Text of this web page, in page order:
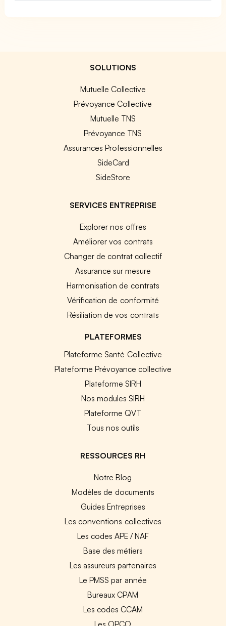
SOLUTIONS
Mutuelle Collective
Prévoyance Collective
Mutuelle TNS
Prévoyance TNS
Assurances Professionnelles
SideCard
SideStore
SERVICES ENTREPRISE
Explorer nos offres
Améliorer vos contrats
Changer de contrat collectif
Assurance sur mesure
Harmonisation de contrats
Vérification de conformité
Résiliation de vos contrats
PLATEFORMES
Plateforme Santé Collective
Plateforme Prévoyance collective
Plateforme SIRH
Nos modules SIRH
Plateforme QVT
Tous nos outils
RESSOURCES RH
Notre Blog
Modèles de documents
Guides Entreprises
Les conventions collectives
Les codes APE / NAF
Base des métiers
Les assureurs partenaires
Le PMSS par année
Bureaux CPAM
Les codes CCAM
Les OPCO